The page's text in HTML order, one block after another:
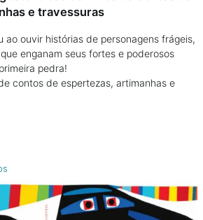
e travessuras
ao ouvir histórias de personagens frágeis,
enganam seus fortes e poderosos
pedra!
contos de espertezas, artimanhas e